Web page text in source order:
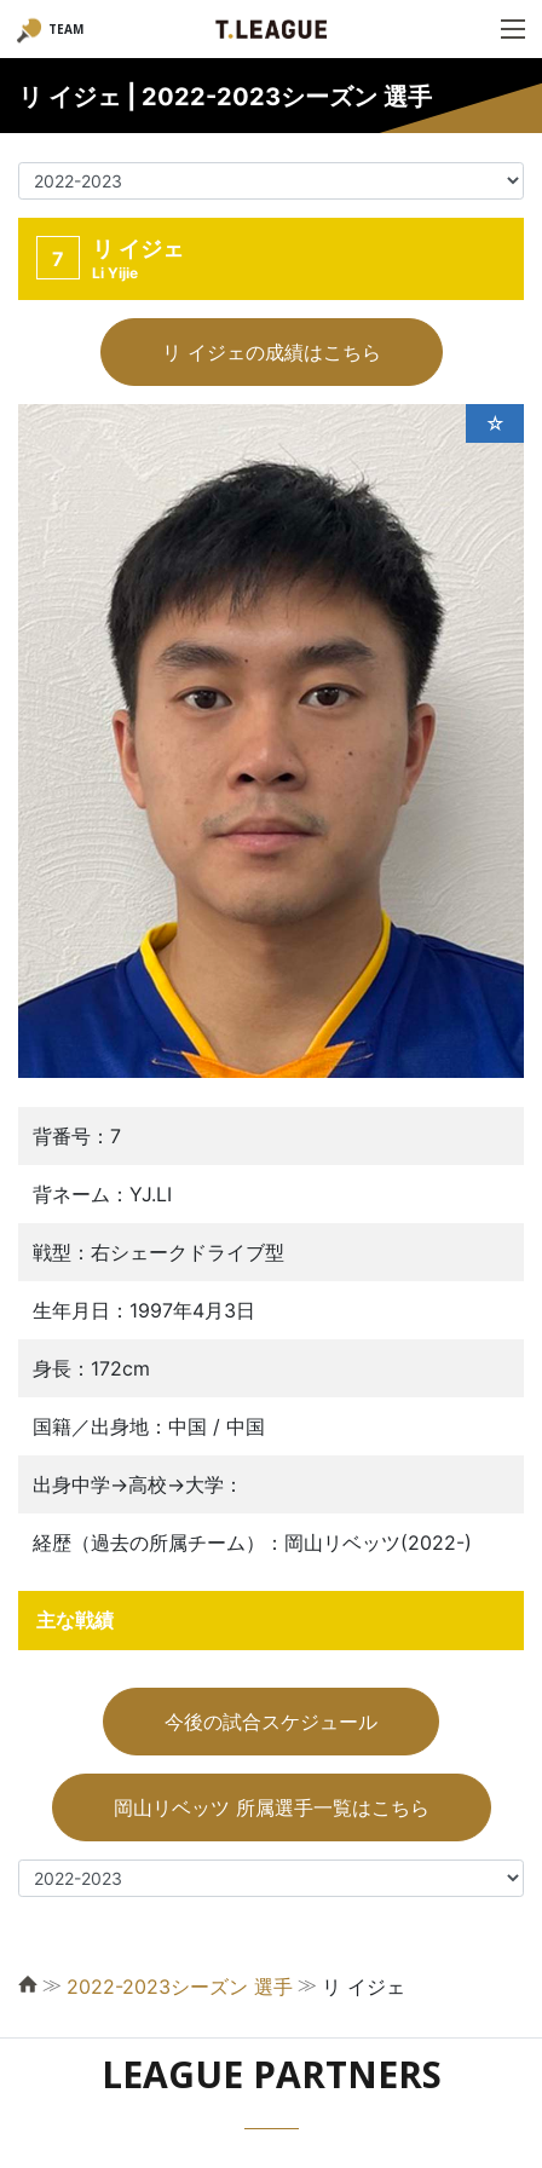
TEAM
リ イジェ | 2022-2023シーズン 選手
7 リ イジェ
Li Yijie
リ イジェの成績はこちら
☆
背番号：7
背ネーム：YJ.LI
戦型：右シェークドライブ型
生年月日：1997年4月3日
身長：172cm
国籍／出身地：中国 / 中国
出身中学→高校→大学：
経歴（過去の所属チーム）：岡山リベッツ(2022-)
主な戦績
今後の試合スケジュール
岡山リベッツ 所属選手一覧はこちら
≫ 2022-2023シーズン 選手 ≫ リ イジェ
LEAGUE PARTNERS